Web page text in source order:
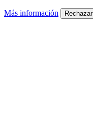
Más información Rechazar